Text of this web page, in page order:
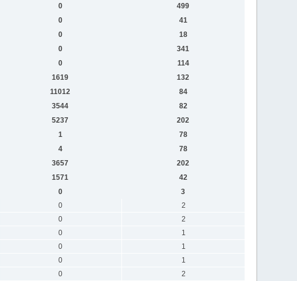
0
499
0
41
0
18
0
341
0
114
1619
132
11012
84
3544
82
5237
202
1
78
4
78
3657
202
1571
42
0
3
0
2
0
2
0
1
0
1
0
1
0
2